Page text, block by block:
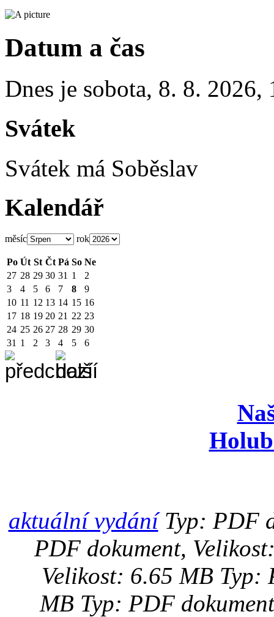
Datum a čas
Dnes je sobota, 8. 8. 2026,
Svátek
Svátek má Soběslav
Kalendář
měsíc rok
Po Út St Čt Pá So Ne
27 28 29 30 31 1
2
3
4 5 6 7 8
9
10 11 12 13 14 15 16
17 18 19 20 21 22 23
24 25 26 27 28 29 30
31 1 2 3 4 5 6
aktuální vydáníTyp: PDF
PDF dokument,
Velikost: 6.65 MB Typ:
MB Typ: PDF